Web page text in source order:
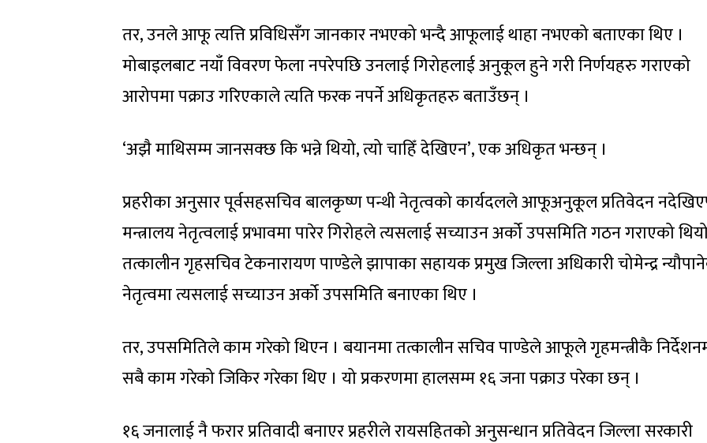
तर, उनले आफू त्यत्ति प्रविधिसँग जानकार नभएको भन्दै आफूलाई थाहा नभएको बताएका थिए ।
मोबाइलबाट नयाँ विवरण फेला नपरेपछि उनलाई गिरोहलाई अनुकूल हुने गरी निर्णयहरु गराएको
आरोपमा पक्राउ गरिएकाले त्यति फरक नपर्ने अधिकृतहरु बताउँछन् ।
‘अझै माथिसम्म जानसक्छ कि भन्ने थियो, त्यो चाहिँ देखिएन’, एक अधिकृत भन्छन् ।
प्रहरीका अनुसार पूर्वसहसचिव बालकृष्ण पन्थी नेतृत्वको कार्यदलले आफूअनुकूल प्रतिवेदन
मन्त्रालय नेतृत्वलाई प्रभावमा पारेर गिरोहले त्यसलाई सच्याउन अर्को उपसमिति गठन गराएको
तत्कालीन गृहसचिव टेकनारायण पाण्डेले झापाका सहायक प्रमुख जिल्ला अधिकारी चोमेन्द्र
नेतृत्वमा त्यसलाई सच्याउन अर्को उपसमिति बनाएका थिए ।
तर, उपसमितिले काम गरेको थिएन । बयानमा तत्कालीन सचिव पाण्डेले आफूले गृहमन्त्रीकै
सबै काम गरेको जिकिर गरेका थिए । यो प्रकरणमा हालसम्म १६ जना पक्राउ परेका छन् ।
१६ जनालाई नै फरार प्रतिवादी बनाएर प्रहरीले रायसहितको अनुसन्धान प्रतिवेदन जिल्ला सरकारी